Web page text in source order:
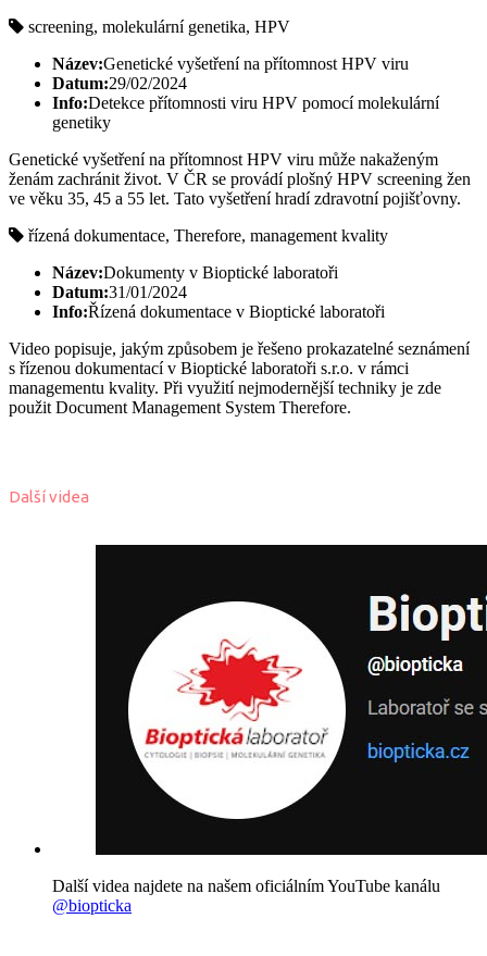
screening, molekulární genetika, HPV
Název:Genetické vyšetření na přítomnost HPV viru
Datum:29/02/2024
Info:Detekce přítomnosti viru HPV pomocí molekulární
genetiky
Genetické vyšetření na přítomnost HPV viru může nakaženým
ženám zachránit život. V ČR se provádí plošný HPV screening žen
ve věku 35, 45 a 55 let. Tato vyšetření hradí zdravotní pojišťovny.
řízená dokumentace, Therefore, management kvality
Název:Dokumenty v Bioptické laboratoři
Datum:31/01/2024
Info:Řízená dokumentace v Bioptické laboratoři
Video popisuje, jakým způsobem je řešeno prokazatelné seznámení
s řízenou dokumentací v Bioptické laboratoři s.r.o. v rámci
managementu kvality. Při využití nejmodernější techniky je zde
použit Document Management System Therefore.
Další videa
Další videa najdete na našem oficiálním YouTube kanálu
@biopticka